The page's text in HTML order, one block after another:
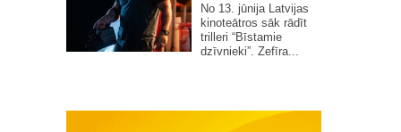
No 13. jūnija Latvijas
kinoteātros sāk rādīt
trilleri “Bīstamie
dzīvnieki”. Zefīra...